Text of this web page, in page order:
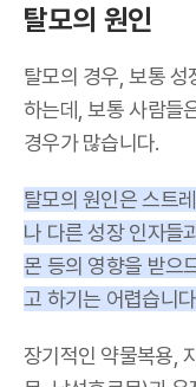
탈모의 원인
탈모의 경우, 보통
하는데, 보통 사람들
경우가 많습니다.
탈모의 원인은 스트
나 다른 성장 인자들
몬 등의 영향을 받으
고 하기는 어렵습니
장기적인 약물복용,